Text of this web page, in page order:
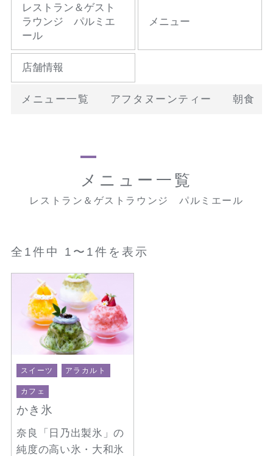
レストラン＆ゲスト
ラウンジ パルミエ
ール
メニュー
店舗情報
メニュー一覧 アフタヌーンティー 朝食
メニュー一覧
レストラン＆ゲストラウンジ パルミエール
全1件中 1〜1件を表示
スイーツ アラカルト
カフェ
かき氷
奈良「日乃出製氷」の
純度の高い氷・大和氷